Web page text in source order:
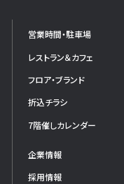
営業時間・駐車場
レストラン＆カフェ
フロア・ブランド
折込チラシ
7階催しカレンダー
企業情報
採用情報